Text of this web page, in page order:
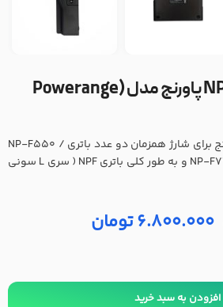
شارژر دوبل باتری NPF پاورنج مدل (Powerange
شارژر دوبل باتری NPF پاورنج برای شارژ همزمان دو عدد باتری NP-F550 /
NP-F770 / NP-970 / NP-F990T و به طور کلی باتری NPF ( سری L سونی
6.800.000تومان
افزودن به سبد خرید